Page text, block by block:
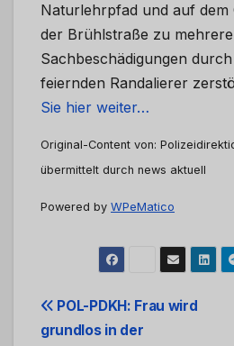
Naturlehrpfad und auf dem
der Brühlstraße zu
Sachbeschädigungen
feiernden Randalierer
Sie hier weiter…
Original-Content von:
übermittelt durch news aktuell
Powered by WPeMatico
Beitrags-
POL-PDKH: Frau wird
grundlos in der